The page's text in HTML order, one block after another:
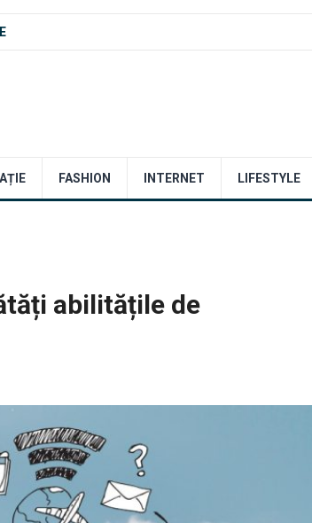
FASHION INTERNET LIFESTYLE
abilitățile de